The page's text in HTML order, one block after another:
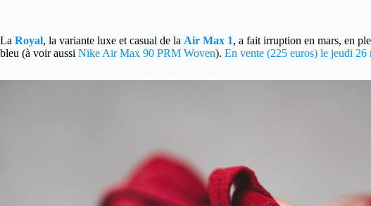
La Royal, la variante luxe et casual de la Air Max 1, a fait irruption en mars, en
bleu (à voir aussi Nike Air Max 90 PRM Woven). En vente (225 euros) le jeudi